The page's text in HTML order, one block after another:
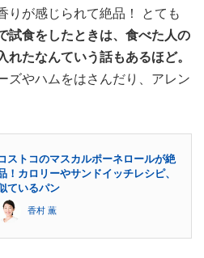
りが感じられて絶品！ とても
試食をしたときは、食べた人の
たなんていう話もあるほど。
ズやハムをはさんだり、アレン
ストコのマスカルポーネロールが絶
！カロリーやサンドイッチレシピ、
ているパン
香村 薫